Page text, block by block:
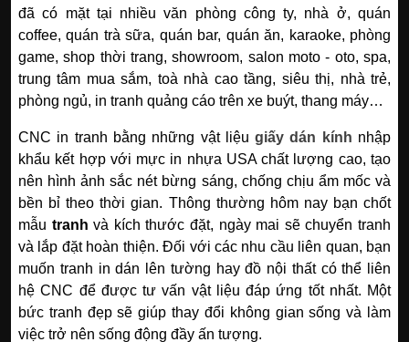
đã có mặt tại nhiều văn phòng công ty, nhà ở, quán
coffee, quán trà sữa, quán bar, quán ăn, karaoke, phòng
game, shop thời trang, showroom, salon moto - oto, spa,
trung tâm mua sắm, toà nhà cao tầng, siêu thị, nhà trẻ,
phòng ngủ, in tranh quảng cáo trên xe buýt, thang máy…
CNC in tranh bằng những vật liệugiấy dán kính nhập
khẩu kết hợp với mực in nhựa USA chất lượng cao, tạo
nên hình ảnh sắc nét bừng sáng, chống chịu ẩm mốc và
bền bỉ theo thời gian. Thông thường hôm nay bạn chốt
mẫu tranh và kích thước đặt, ngày mai sẽ chuyển tranh
và lắp đặt hoàn thiện. Đối với các nhu cầu liên quan, bạn
muốn tranh in dán lên tường hay đồ nội thất có thể liên
hệ CNC để được tư vấn vật liệu đáp ứng tốt nhất. Một
bức tranh đẹp sẽ giúp thay đổi không gian sống và làm
việc trở nên sống động đầy ấn tượng.